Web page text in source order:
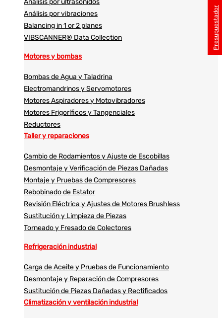
Análisis por ultrasonidos​​
Análisis por vibraciones
Balancing in 1 or 2 planes
VIBSCANNER® Data Collection
Motores y bombas
Bombas de Agua y Taladrina
Electromandrinos y Servomotores
Motores Aspiradores y Motovibradores
Motores Frigoríficos y Tangenciales
Reductores
Taller y reparaciones
Cambio de Rodamientos y Ajuste de Escobillas
Desmontaje y Verificación de Piezas Dañadas
Montaje y Pruebas de Compresores
Rebobinado de Estator
Revisión Eléctrica y Ajustes de Motores Brushless
Sustitución y Limpieza de Piezas
Torneado y Fresado de Colectores
Refrigeración industrial
Carga de Aceite y Pruebas de Funcionamiento
Desmontaje y Reparación de Compresores
Sustitución de Piezas Dañadas y Rectificados
Climatización y ventilación industrial
Presupuestador